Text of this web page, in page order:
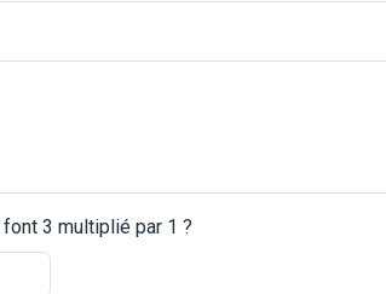
3 multiplié par 1 ?